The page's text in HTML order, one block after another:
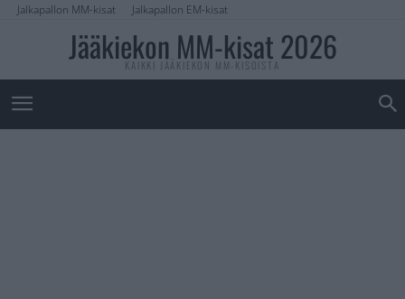
Jalkapallon MM-kisat Jalkapallon EM-kisat
Jääkiekon MM-kisat 2026
KAIKKI JÄÄKIEKON MM-KISOISTA